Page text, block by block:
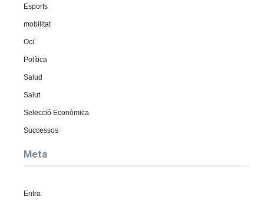
Esports
mobilitat
Oci
Política
Salud
Salut
Selecció Econòmica
Successos
Meta
Entra